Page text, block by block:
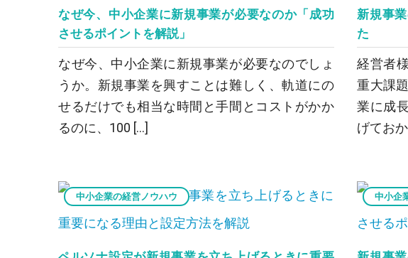
なぜ今、中小企業に新規事業が必要なのか「成功
させるポイントを解説」
なぜ今、中小企業に新規事業が必要なのでしょ
うか。新規事業を興すことは難しく、軌道にの
せるだけでも相当な時間と手間とコストがかか
るのに、100 […]
新規事
た
経営者
重大課
業に成
げてお
中小企業の経営ノウハウ 中小企